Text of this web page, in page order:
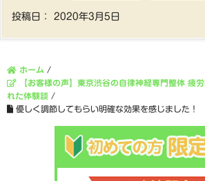
投稿日： 2020年3月5日
ホーム /
【お客様の声】東京渋谷の自律神経専門整体 疲
れた体験談 /
優しく調節してもらい明確な効果を感じました！